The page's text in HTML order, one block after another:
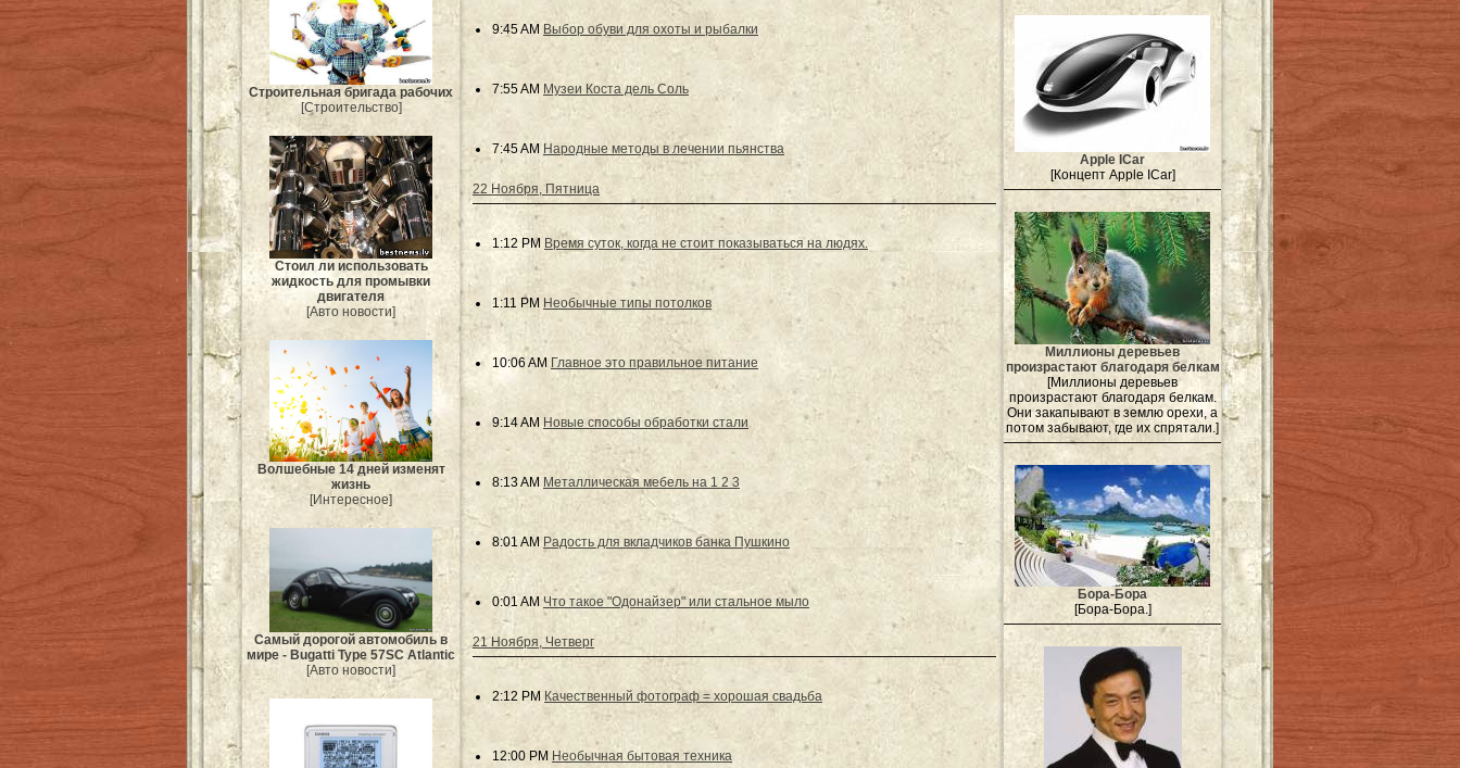
Строительная бригада рабочих
[Строительство]
Стоил ли использовать
жидкость для промывки
двигателя
[Авто новости]
Волшебные 14 дней изменят
жизнь
[Интересное]
Самый дорогой автомобиль в
мире - Bugatti Type 57SC Atlantic
[Авто новости]
9:45 AM Выбор обуви для охоты и рыбалки
7:55 AM Музеи Коста дель Соль
7:45 AM Народные методы в лечении пьянства
22 Ноября, Пятница
1:12 PM Время суток, когда не стоит показываться на людях.
1:11 PM Необычные типы потолков
10:06 AM Главное это правильное питание
9:14 AM Новые способы обработки стали
8:13 AM Металлическая мебель на 1 2 3
8:01 AM Радость для вкладчиков банка Пушкино
0:01 AM Что такое "Одонайзер" или стальное мыло
21 Ноября, Четверг
2:12 PM Качественный фотограф = хорошая свадьба
12:00 PM Необычная бытовая техника
Apple ICar
[Концепт Apple ICar]
Миллионы деревьев
произрастают благодаря белкам
[Миллионы деревьев
произрастают благодаря белкам.
Они закапывают в землю орехи, а
потом забывают, где их спрятали.]
Бора-Бора
[Бора-Бора.]